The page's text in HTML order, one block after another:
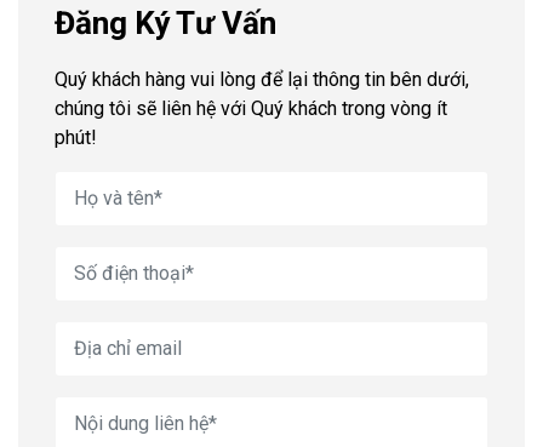
Đăng Ký Tư Vấn
Quý khách hàng vui lòng để lại thông tin bên dưới,
chúng tôi sẽ liên hệ với Quý khách trong vòng ít
phút!